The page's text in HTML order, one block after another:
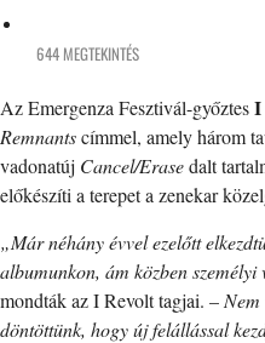
644 MEGTEKINTÉS
Az Emergenza Fesztivál-győztesI
Remnantscímmel, amely három
vadonatúj Cancel/Erasedalt
előkészíti a terepet a zenekar
„Már néhány évvel ezelőtt
albumunkon, ám közben személyi
mondták az I Revolt tagjai. –
döntöttünk, hogy új felállással